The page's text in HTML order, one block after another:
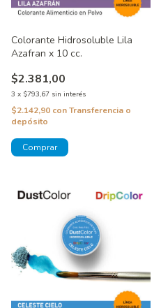
Colorante Hidrosoluble Lila
Azafran x 10 cc.
$2.381,00
3 x $793,67 sin interés
$2.142,90 conTransferencia o
depósito